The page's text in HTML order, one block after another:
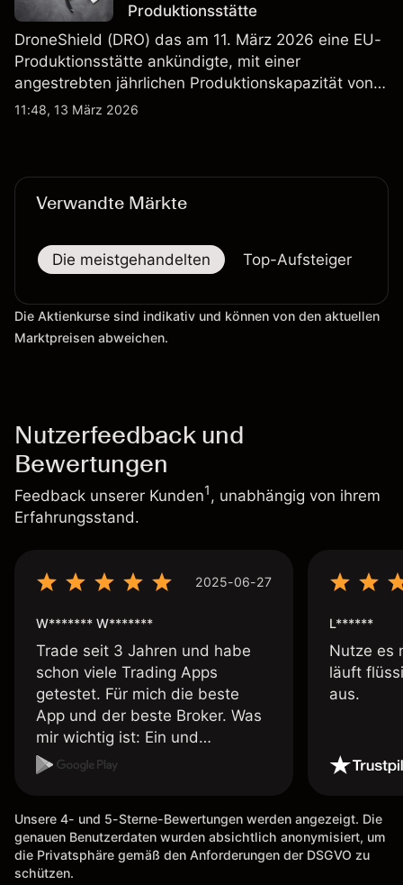
Produktionsstätte
DroneShield (DRO) das am 11. März 2026 eine EU-
Produktionsstätte ankündigte, mit einer
angestrebten jährlichen Produktionskapazität von
etwa 2,4 Mrd. AUD bis Ende 2026. Die
11:48, 13 März 2026
Verwandte Märkte
Die meistgehandelten Top-Aufsteiger
Die Aktienkurse sind indikativ und können von den aktuellen
Marktpreisen abweichen.
Nutzerfeedback und
Bewertungen
Feedback unserer Kunden1, unabhängig von ihrem
Erfahrungsstand.
2025-06-27
W******* W*******
Trade seit 3 Jahren und habe
schon viele Trading Apps
getestet. Für mich die beste
App und der beste Broker. Was
mir wichtig ist: Ein und
Auszahlungen per Kreditkarte
möglich. Berichte, Auszüge OK.
Eine Diagrammfunktion wie es
bei Naga ist wäre
L******
Nutze es
läuft
aus.
Unsere 4- und 5-Sterne-Bewertungen werden angezeigt. Die
genauen Benutzerdaten wurden absichtlich anonymisiert, um
die Privatsphäre gemäß den Anforderungen der DSGVO zu
schützen.